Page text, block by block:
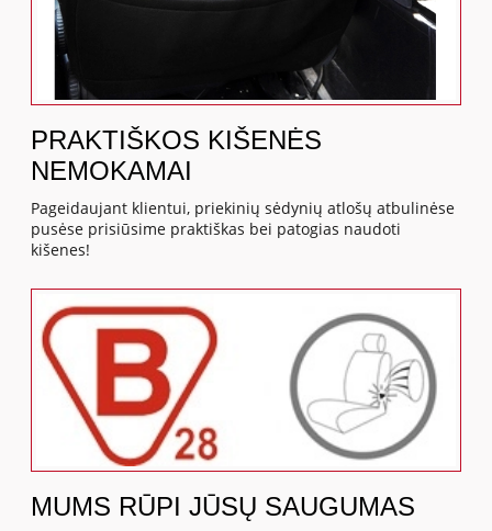
PRAKTIŠKOS KIŠENĖS
NEMOKAMAI
Pageidaujant klientui, priekinių sėdynių atlošų atbulinėse
pusėse prisiūsime praktiškas bei patogias naudoti
kišenes!
MUMS RŪPI JŪSŲ SAUGUMAS